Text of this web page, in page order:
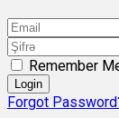
Remember
Login
Forgot